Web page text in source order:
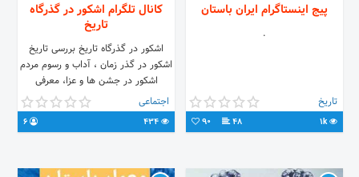
پیج اینستاگرام ایران باستان
.
تاریخ
1k
48
90
کانال تلگرام اشکور در گذرگاه
تاریخ
اشکور در گذرگاه تاریخ بررسی تاریخ
اشکور در گذر زمان ، آداب و رسوم مردم
اشکور در جشن ها و عزا، معرفی
مشاهیر و بزرگان اشکور، معرفی آثار
باستانی، معرف محصولات کشاورزی از
جمله فندق و گل گاوزبان. بررسی افسانه
اجتماعی